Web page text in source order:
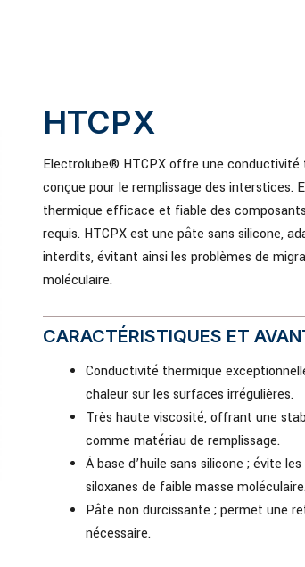
HTCPX
Electrolube® HTCPX offre une conductivité
conçue pour le remplissage des interstices.
thermique efficace et fiable des
requis. HTCPX est une pâte sans silicone,
interdits, évitant ainsi les problèmes de
moléculaire.
CARACTÉRISTIQUES ET
Conductivité thermique
chaleur sur les surfaces irrégulières.
Très haute viscosité, offrant une
comme matériau de remplissage.
À base d’huile sans silicone ; évite
siloxanes de faible masse
Pâte non durcissante ; permet une
nécessaire.